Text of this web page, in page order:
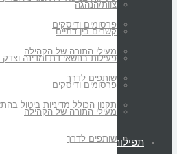
פרסומים ודיסקים
מעילי התורה של הקהילה
שותפים לדרך
תקנון הכולל מדיניות ביטול
תפילות
צוות/הנהגה
קשרים בין-דתיים
פעילות בנושאי דת ומדינה
פרסומים ודיסקים
מעילי התורה של הקהילה
שותפים לדרך